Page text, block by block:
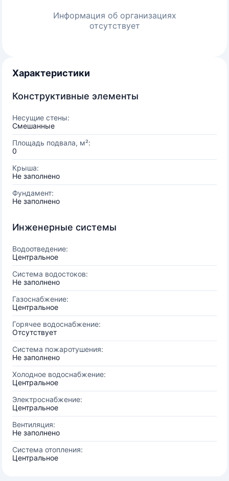
Информация об организациях
отсутствует
Характеристики
Конструктивные элементы
Несущие стены:
Смешанные
Площадь подвала, м²:
0
Крыша:
Не заполнено
Фундамент:
Не заполнено
Инженерные системы
Водоотведение:
Центральное
Система водостоков:
Не заполнено
Газоснабжение:
Центральное
Горячее водоснабжение:
Отсутствует
Система пожаротушения:
Не заполнено
Холодное водоснабжение:
Центральное
Электроснабжение:
Центральное
Вентиляция:
Не заполнено
Система отопления:
Центральное